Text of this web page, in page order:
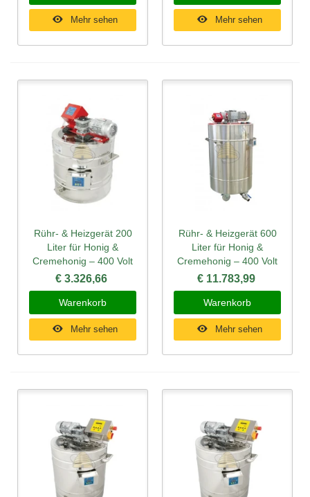
Mehr sehen Mehr sehen
Rühr- & Heizgerät 200
Liter für Honig &
Cremehonig – 400 Volt
€ 3.326,66
Warenkorb
Mehr sehen
Rühr- & Heizgerät 600
Liter für Honig &
Cremehonig – 400 Volt
€ 11.783,99
Warenkorb
Mehr sehen